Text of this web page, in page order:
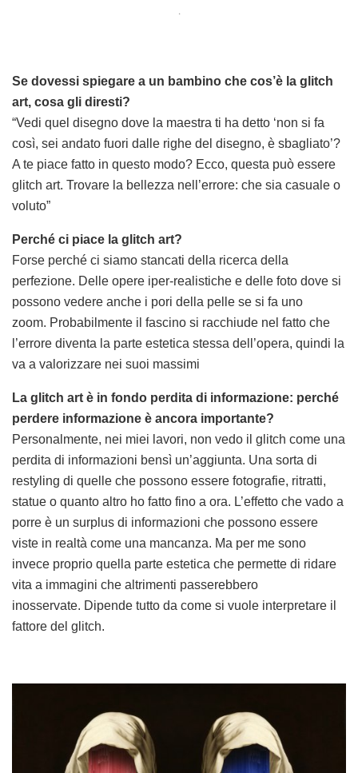
.
Se dovessi spiegare a un bambino che cos’è la glitch
art, cosa gli diresti?
“Vedi quel disegno dove la maestra ti ha detto ‘non si fa
così, sei andato fuori dalle righe del disegno, è sbagliato’?
A te piace fatto in questo modo? Ecco, questa può essere
glitch art. Trovare la bellezza nell’errore: che sia casuale o
voluto”
Perché ci piace la glitch art?
Forse perché ci siamo stancati della ricerca della
perfezione. Delle opere iper-realistiche e delle foto dove si
possono vedere anche i pori della pelle se si fa uno
zoom. Probabilmente il fascino si racchiude nel fatto che
l’errore diventa la parte estetica stessa dell’opera, quindi la
va a valorizzare nei suoi massimi
La glitch art è in fondo perdita di informazione: perché
perdere informazione è ancora importante?
Personalmente, nei miei lavori, non vedo il glitch come una
perdita di informazioni bensì un’aggiunta. Una sorta di
restyling di quelle che possono essere fotografie, ritratti,
statue o quanto altro ho fatto fino a ora. L’effetto che vado a
porre è un surplus di informazioni che possono essere
viste in realtà come una mancanza. Ma per me sono
invece proprio quella parte estetica che permette di ridare
vita a immagini che altrimenti passerebbero
inosservate. Dipende tutto da come si vuole interpretare il
fattore del glitch.